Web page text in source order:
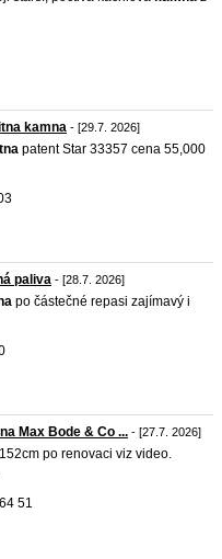
kamna - [29.7. 2026]
patent Star 33357 cena 55,000
paliva - [28.7. 2026]
po částečné repasi zajímavý i
Max Bode & Co ... - [27.7. 2026]
152cm po renovaci viz video.
51